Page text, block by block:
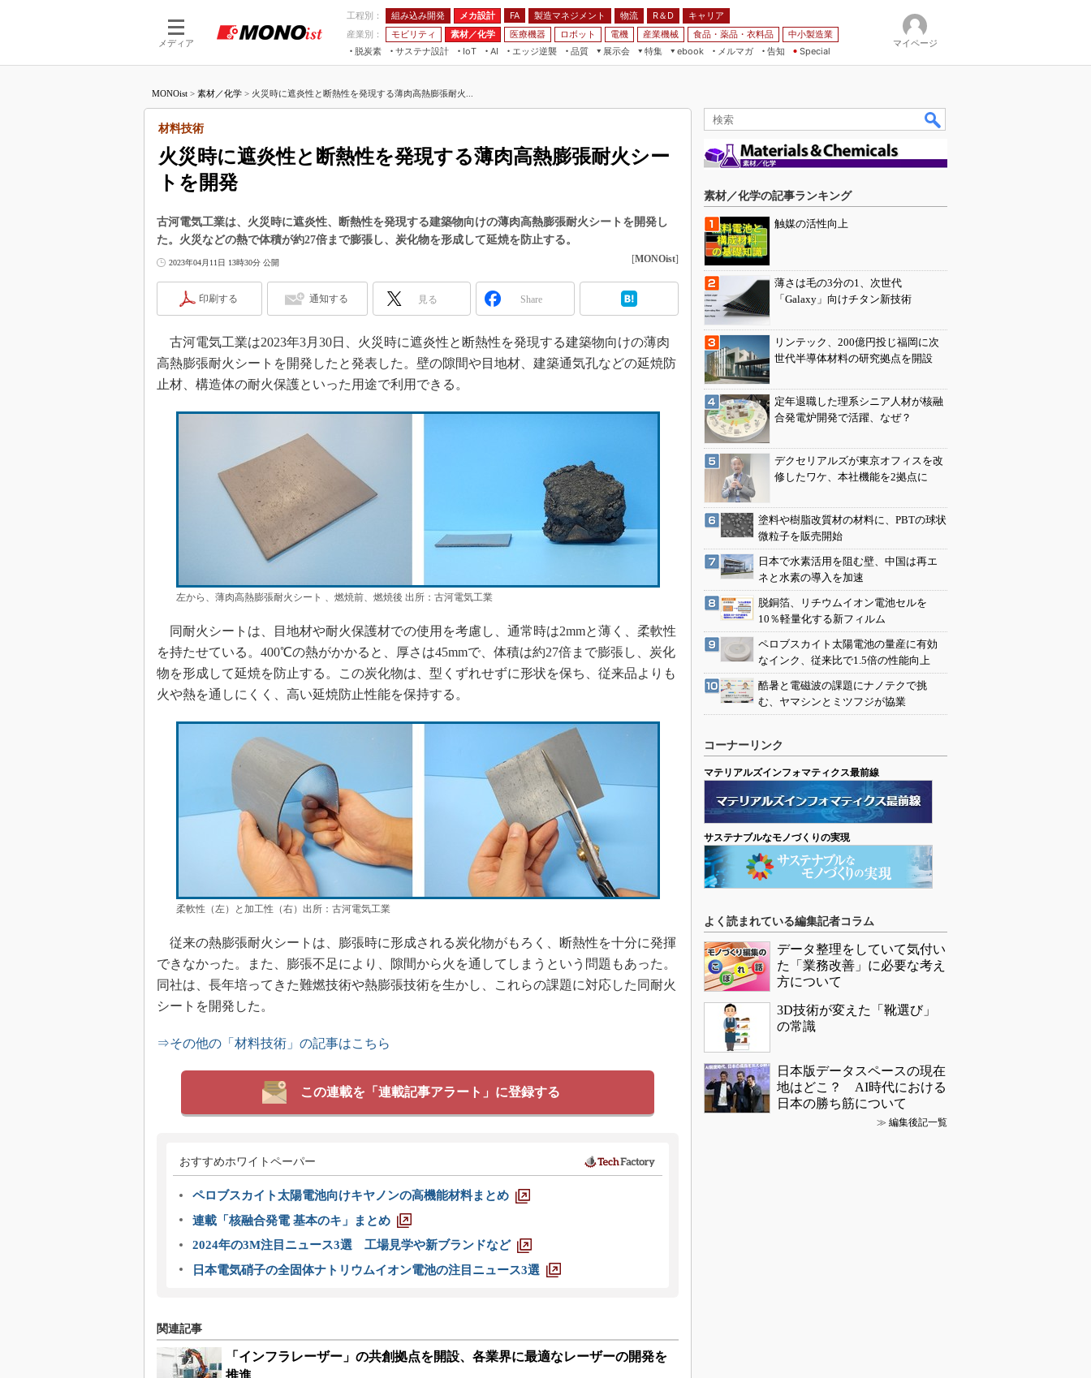
メディア
工程別： 組み込み開発 メカ設計 FA 製造マネジメント 物流 R＆D
キャリア
産業別：
モビリティ 素材／化学 医療機器 ロボット 電機 産業機械 食品・薬品・衣料品
中小製造業
脱炭素
サステナ設計
IoT
つながる工場
AI
AI×設備保全
エッジ逆襲 品質
展示会
JIMTOF
IIFES
TECHNO-FRONTIER
スマート工場EXPO
EdgeTech+
AUTOMOTIVE WORLD
産業オープンネット展
特集
VR／AR
フィールドサービス
組み込み画像技術
組み込みモデリング
車載ソフト開発
ISO26262
無償設計ツール
3Dプリンタ
製造業ビッグデータ
メイドインジャパン
植物工場
海外生産
制御セキュリティ
新型コロナへの対応
ebook
FA
モビリティ
メルマガ
告知 Special
マイページ
MONOist > 素材／化学 > 火災時に遮炎性と断熱性を発現する薄肉高熱膨張耐火...
火災時に遮炎性と断熱性を発現する薄肉高熱膨張耐火シー
トを開発
材料技術
古河電気工業は、火災時に遮炎性、断熱性を発現する建築物向けの薄肉高熱膨張耐火シートを開発し
た。火災などの熱で体積が約27倍まで膨張し、炭化物を形成して延焼を防止する。
2023年04月11日 13時30分 公開 [MONOist]
印刷する 通知する 見る Share
古河電気工業は2023年3月30日、火災時に遮炎性と断熱性を発現する建築物向けの薄肉
高熱膨張耐火シートを開発したと発表した。壁の隙間や目地材、建築通気孔などの延焼防
止材、構造体の耐火保護といった用途で利用できる。
左から、薄肉高熱膨張耐火シート 、燃焼前、燃焼後 出所：古河電気工業
同耐火シートは、目地材や耐火保護材での使用を考慮し、通常時は2mmと薄く、柔軟性
を持たせている。400℃の熱がかかると、厚さは45mmで、体積は約27倍まで膨張し、炭化
物を形成して延焼を防止する。この炭化物は、型くずれせずに形状を保ち、従来品よりも
火や熱を通しにくく、高い延焼防止性能を保持する。
柔軟性（左）と加工性（右）出所：古河電気工業
従来の熱膨張耐火シートは、膨張時に形成される炭化物がもろく、断熱性を十分に発揮
できなかった。また、膨張不足により、隙間から火を通してしまうという問題もあった。
同社は、長年培ってきた難燃技術や熱膨張技術を生かし、これらの課題に対応した同耐火
シートを開発した。
⇒その他の「材料技術」の記事はこちら
この連載を「連載記事アラート」に登録する
おすすめホワイトペーパー
ペロブスカイト太陽電池向けキヤノンの高機能材料まとめ
連載「核融合発電 基本のキ」まとめ
2024年の3M注目ニュース3選 工場見学や新ブランドなど
日本電気硝子の全固体ナトリウムイオン電池の注目ニュース3選
関連記事
「インフラレーザー」の共創拠点を開設、各業界に最適なレーザーの開発を
推進
素材／化学の記事ランキング
触媒の活性向上
薄さは毛の3分の1、次世代
「Galaxy」向けチタン新技術
リンテック、200億円投じ福岡に次
世代半導体材料の研究拠点を開設
定年退職した理系シニア人材が核融
合発電炉開発で活躍、なぜ？
デクセリアルズが東京オフィスを改
修したワケ、本社機能を2拠点に
塗料や樹脂改質材の材料に、PBTの球状
微粒子を販売開始
日本で水素活用を阻む壁、中国は再エ
ネと水素の導入を加速
脱銅箔、リチウムイオン電池セルを
10％軽量化する新フィルム
ペロブスカイト太陽電池の量産に有効
なインク、従来比で1.5倍の性能向上
酷暑と電磁波の課題にナノテクで挑
む、ヤマシンとミツフジが協業
コーナーリンク
マテリアルズインフォマティクス最前線
サステナブルなモノづくりの実現
よく読まれている編集記者コラム
データ整理をしていて気付い
た「業務改善」に必要な考え
方について
3D技術が変えた「靴選び」
の常識
日本版データスペースの現在
地はどこ？ AI時代における
日本の勝ち筋について
≫ 編集後記一覧